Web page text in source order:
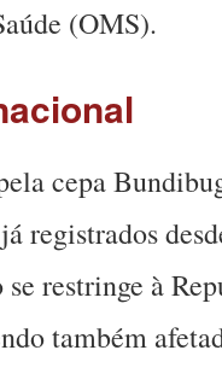
(OMS).
cepa
registrados
restringe à
também